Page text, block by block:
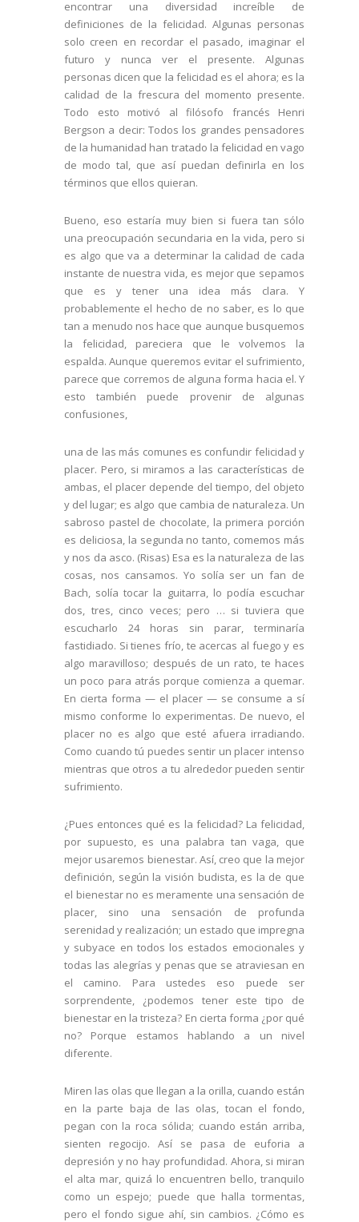
encontrar una diversidad increíble de
definiciones de la felicidad. Algunas personas
solo creen en recordar el pasado, imaginar el
futuro y nunca ver el presente. Algunas
personas dicen que la felicidad es el ahora; es la
calidad de la frescura del momento presente.
Todo esto motivó al filósofo francés Henri
Bergson a decir: Todos los grandes pensadores
de la humanidad han tratado la felicidad en vago
de modo tal, que así puedan definirla en los
términos que ellos quieran.
Bueno, eso estaría muy bien si fuera tan sólo
una preocupación secundaria en la vida, pero si
es algo que va a determinar la calidad de cada
instante de nuestra vida, es mejor que sepamos
que es y tener una idea más clara. Y
probablemente el hecho de no saber, es lo que
tan a menudo nos hace que aunque busquemos
la felicidad, pareciera que le volvemos la
espalda. Aunque queremos evitar el sufrimiento,
parece que corremos de alguna forma hacia el. Y
esto también puede provenir de algunas
confusiones,
una de las más comunes es confundir felicidad y
placer. Pero, si miramos a las características de
ambas, el placer depende del tiempo, del objeto
y del lugar; es algo que cambia de naturaleza. Un
sabroso pastel de chocolate, la primera porción
es deliciosa, la segunda no tanto, comemos más
y nos da asco. (Risas) Esa es la naturaleza de las
cosas, nos cansamos. Yo solía ser un fan de
Bach, solía tocar la guitarra, lo podía escuchar
dos, tres, cinco veces; pero … si tuviera que
escucharlo 24 horas sin parar, terminaría
fastidiado. Si tienes frío, te acercas al fuego y es
algo maravilloso; después de un rato, te haces
un poco para atrás porque comienza a quemar.
En cierta forma — el placer — se consume a sí
mismo conforme lo experimentas. De nuevo, el
placer no es algo que esté afuera irradiando.
Como cuando tú puedes sentir un placer intenso
mientras que otros a tu alrededor pueden sentir
sufrimiento.
¿Pues entonces qué es la felicidad? La felicidad,
por supuesto, es una palabra tan vaga, que
mejor usaremos bienestar. Así, creo que la mejor
definición, según la visión budista, es la de que
el bienestar no es meramente una sensación de
placer, sino una sensación de profunda
serenidad y realización; un estado que impregna
y subyace en todos los estados emocionales y
todas las alegrías y penas que se atraviesan en
el camino. Para ustedes eso puede ser
sorprendente, ¿podemos tener este tipo de
bienestar en la tristeza? En cierta forma ¿por qué
no? Porque estamos hablando a un nivel
diferente.
Miren las olas que llegan a la orilla, cuando están
en la parte baja de las olas, tocan el fondo,
pegan con la roca sólida; cuando están arriba,
sienten regocijo. Así se pasa de euforia a
depresión y no hay profundidad. Ahora, si miran
el alta mar, quizá lo encuentren bello, tranquilo
como un espejo; puede que halla tormentas,
pero el fondo sigue ahí, sin cambios. ¿Cómo es